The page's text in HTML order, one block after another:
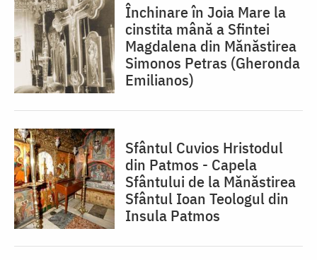
Închinare în Joia Mare la
cinstita mână a Sfintei
Magdalena din Mănăstirea
Simonos Petras (Gheronda
Emilianos)
Sfântul Cuvios Hristodul
din Patmos - Capela
Sfântului de la Mănăstirea
Sfântul Ioan Teologul din
Insula Patmos